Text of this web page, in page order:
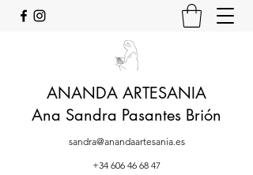
ANANDA ARTESANIA
Ana Sandra Pasantes Brión
sandra@anandaartesania.es
+34 606 46 68 47